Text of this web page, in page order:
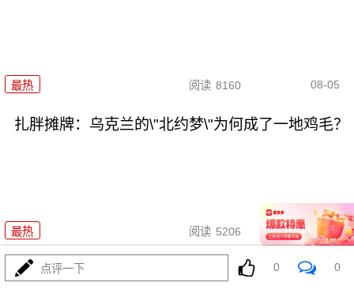
最热 阅读 8160 08-05
扎胖摊牌：乌克兰的\"北约梦\"为何成了一地鸡毛？
最热 阅读 5206 08-05
里海一声巨响，这次差点把两场
点评一下 0 0